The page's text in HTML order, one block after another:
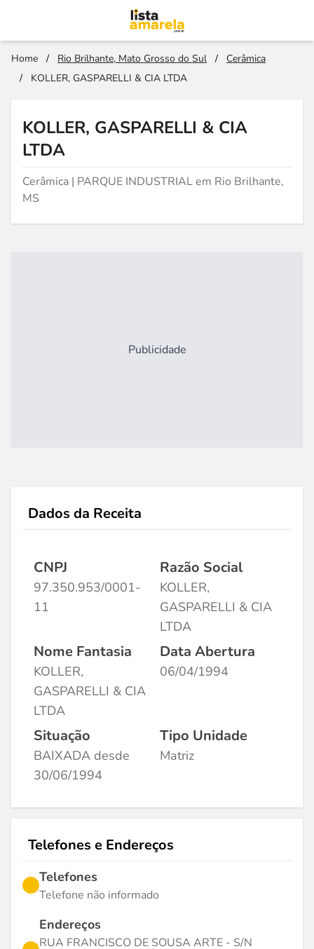
Home / Rio Brilhante, Mato Grosso do Sul /
Cerâmica
/
KOLLER, GASPARELLI & CIA LTDA
KOLLER, GASPARELLI & CIA
LTDA
Cerâmica | PARQUE INDUSTRIAL em Rio Brilhante,
MS
Publicidade
Dados da Receita
CNPJ
97.350.953/0001-
11
Razão Social
KOLLER,
GASPARELLI & CIA
LTDA
Nome Fantasia
KOLLER,
GASPARELLI & CIA
LTDA
Data Abertura
06/04/1994
Situação
BAIXADA desde
30/06/1994
Tipo Unidade
Matriz
Telefones e Endereços
Telefones
Telefone não informado
Endereços
RUA FRANCISCO DE SOUSA ARTE - S/N